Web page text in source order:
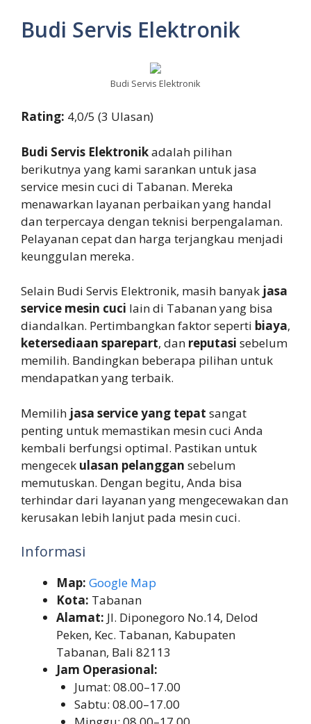
Budi Servis Elektronik
Budi Servis Elektronik
Rating: 4,0/5 (3 Ulasan)
Budi Servis Elektronikadalah pilihan
berikutnya yang kami sarankan untuk jasa
service mesin cuci di Tabanan. Mereka
menawarkan layanan perbaikan yang handal
dan terpercaya dengan teknisi berpengalaman.
Pelayanan cepat dan harga terjangkau menjadi
keunggulan mereka.
Selain Budi Servis Elektronik, masih banyak jasa
service mesin cuci lain di Tabanan yang bisa
diandalkan. Pertimbangkan faktor seperti biaya,
ketersediaan sparepart, dan reputasi sebelum
memilih. Bandingkan beberapa pilihan untuk
mendapatkan yang terbaik.
Memilih jasa service yang tepat sangat
penting untuk memastikan mesin cuci Anda
kembali berfungsi optimal. Pastikan untuk
mengecek ulasan pelanggan sebelum
memutuskan. Dengan begitu, Anda bisa
terhindar dari layanan yang mengecewakan dan
kerusakan lebih lanjut pada mesin cuci.
Informasi
Map: Google Map
Kota: Tabanan
Alamat: Jl. Diponegoro No.14, Delod
Peken, Kec. Tabanan, Kabupaten
Tabanan, Bali 82113
Jam Operasional:
Jumat: 08.00–17.00
Sabtu: 08.00–17.00